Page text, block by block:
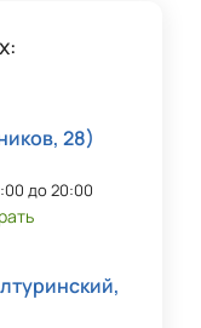
28)
до 20:00